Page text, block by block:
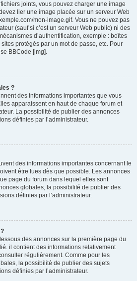
joints, vous pouvez charger une image
lier une image placée sur un serveur Web
mon-image.gif. Vous ne pouvez pas
(sauf si c’est un serveur Web public) ni des
d’authentification, exemple : boîtes
protégés par un mot de passe, etc. Pour
BBCode [img].
?
des informations importantes que vous
apparaissent en haut de chaque forum et
La possibilité de publier des annonces
définies par l’administrateur.
des informations importantes concernant le
être lues dès que possible. Les annonces
page du forum dans lequel elles sont
globales, la possibilité de publier des
définies par l’administrateur.
des annonces sur la première page du
il contient des informations relativement
régulièrement. Comme pour les
la possibilité de publier des sujets
définies par l’administrateur.